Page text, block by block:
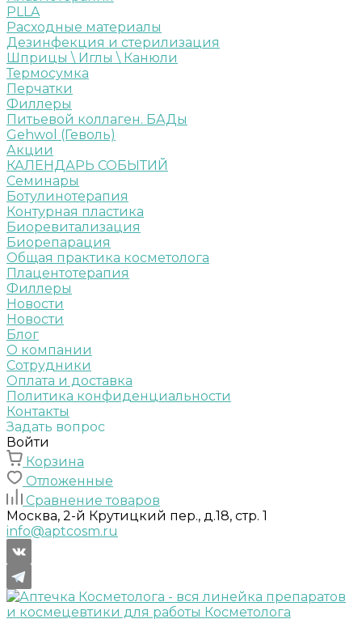
PLLA
Расходные материалы
Дезинфекция и стерилизация
Шприцы \ Иглы \ Канюли
Термосумка
Перчатки
Филлеры
Питьевой коллаген. БАДы
Gehwol (Геволь)
Акции
КАЛЕНДАРЬ СОБЫТИЙ
Семинары
Ботулинотерапия
Контурная пластика
Биоревитализация
Биорепарация
Общая практика косметолога
Плацентотерапия
Филлеры
Новости
Новости
Блог
О компании
Сотрудники
Оплата и доставка
Политика конфиденциальности
Контакты
Задать вопрос
Войти
Корзина
Отложенные
Сравнение товаров
Москва, 2-й Крутицкий пер., д.18, стр. 1
info@aptcosm.ru